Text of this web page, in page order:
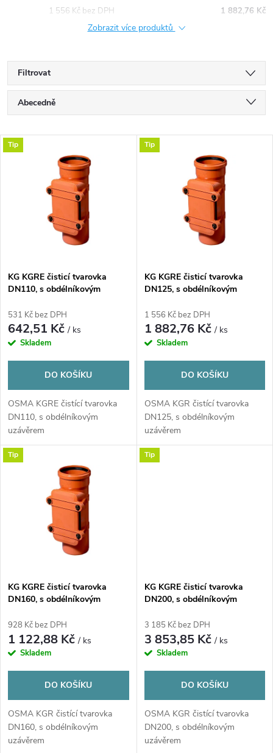
1 882,76 Kč
1 556 Kč bez DPH
Zobrazit více produktů
Filtrovat
Ř
a
p
r
o
u
k
t
Abecedně
Nejdražší
Nejprodávanější
V
s
p
r
o
d
u
k
Tip
KG KGRE čisticí tvarovka
DN110, s obdélníkovým
531 Kč bez DPH
642,51 Kč/ ks
Skladem
DO KOŠÍKU
OSMA KGRE čistící tvarovka
DN110, s obdélníkovým
uzávěrem
Tip
KG KGRE čisticí tvarovka
DN125, s obdélníkovým
1 556 Kč bez DPH
1 882,76 Kč/ ks
Skladem
DO KOŠÍKU
OSMA KGR čistící tvarovka
DN125, s obdélníkovým
uzávěrem
Tip
KG KGRE čisticí tvarovka
DN160, s obdélníkovým
928 Kč bez DPH
1 122,88 Kč/ ks
Skladem
DO KOŠÍKU
OSMA KGR čistící tvarovka
DN160, s obdélníkovým
uzávěrem
Tip
KG KGRE čisticí tvarovka
DN200, s obdélníkovým
3 185 Kč bez DPH
3 853,85 Kč/ ks
Skladem
DO KOŠÍKU
OSMA KGR čistící tvarovka
DN200, s obdélníkovým
uzávěrem